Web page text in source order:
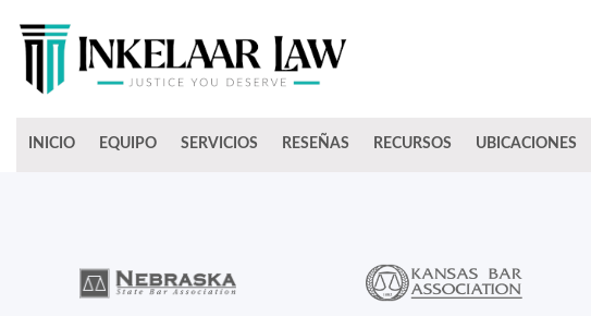
INICIO EQUIPO SERVICIOS RESEÑAS RECURSOS UBICACIONES